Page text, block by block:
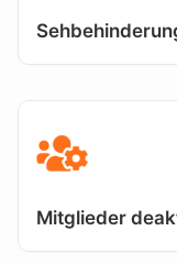
Mitglieder